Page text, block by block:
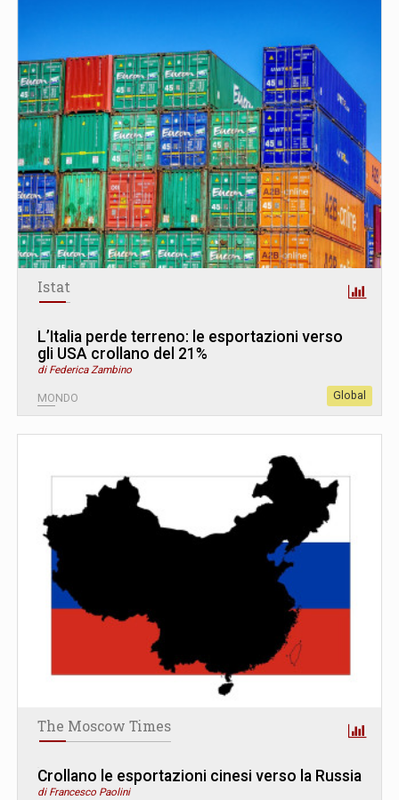
Istat
L’Italia perde terreno: le esportazioni verso
gli USA crollano del 21%
di Federica Zambino
MONDO Global
The Moscow Times
Crollano le esportazioni cinesi verso la Russia
di Francesco Paolini